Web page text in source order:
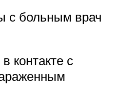
с больным врач
контакте с